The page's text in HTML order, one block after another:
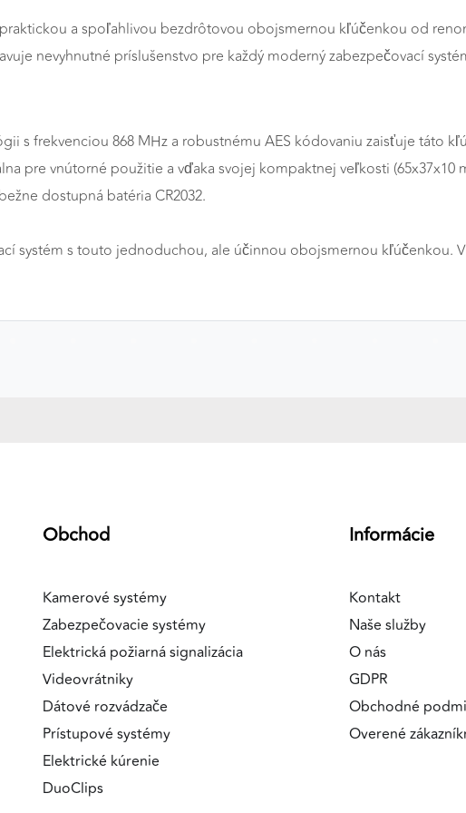
a spoľahlivou bezdrôtovou obojsmernou kľúčenkou od
nevyhnutné príslušenstvo pre každý moderný zabezpečovací
s frekvenciou 868 MHz a robustnému AES kódovaniu zaisťuje táto
pre vnútorné použitie a vďaka svojej kompaktnej veľkosti
dostupná batéria CR2032.
systém s touto jednoduchou, ale účinnou obojsmernou kľúčenkou.
Obchod
Kamerové systémy
Zabezpečovacie systémy
Elektrická požiarná signalizácia
Videovrátniky
Dátové rozvádzače
Prístupové systémy
Elektrické kúrenie
DuoClips
Informácie
Kontakt
Naše služby
O nás
GDPR
Obchodné
Overené
návštev a
získané
a
v